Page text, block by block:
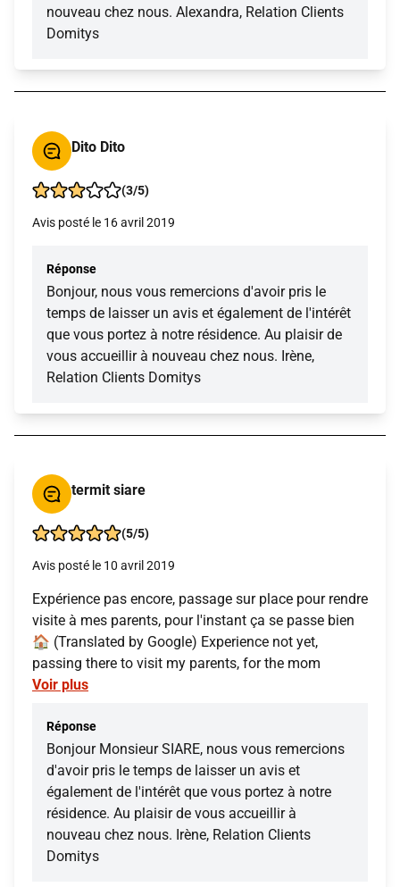
nouveau chez nous. Alexandra, Relation Clients
Domitys
Dito Dito
(3/5)
Avis posté le 16 avril 2019
Réponse
Bonjour, nous vous remercions d'avoir pris le
temps de laisser un avis et également de l'intérêt
que vous portez à notre résidence. Au plaisir de
vous accueillir à nouveau chez nous. Irène,
Relation Clients Domitys
termit siare
(5/5)
Avis posté le 10 avril 2019
Expérience pas encore, passage sur place pour rendre
visite à mes parents, pour l'instant ça se passe bien
🏠 (Translated by Google) Experience not yet,
passing there to visit my parents, for the mom
Voir plus
Réponse
Bonjour Monsieur SIARE, nous vous remercions
d'avoir pris le temps de laisser un avis et
également de l'intérêt que vous portez à notre
résidence. Au plaisir de vous accueillir à
nouveau chez nous. Irène, Relation Clients
Domitys